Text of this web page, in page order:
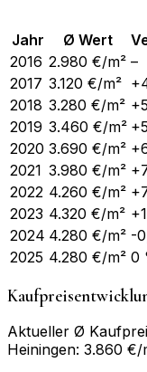
Jahr Ø Wert
2016 2.980 €/m² –
2017 3.120 €/m²
2018 3.280 €/m²
2019 3.460 €/m²
2020 3.690 €/m²
2021 3.980 €/m²
2022 4.260 €/m²
2023 4.320 €/m²
2024 4.280 €/m² -
2025 4.280 €/m² 0
Aktueller Ø
Heiningen: 3.860 €/